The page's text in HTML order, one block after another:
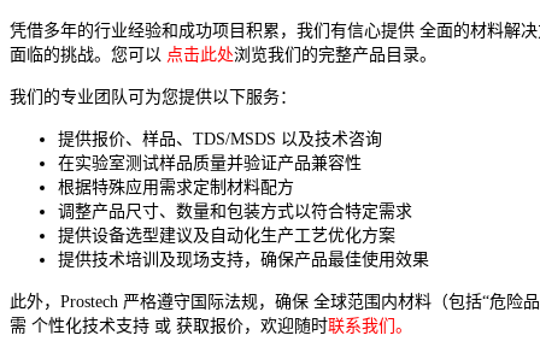
凭借多年的行业经验和成功项目积累，我们有信心提供 全面的材料解
面临的挑战。您可以 点击此处浏览我们的完整产品目录。
我们的专业团队可为您提供以下服务：
提供报价、样品、TDS/MSDS 以及技术咨询
在实验室测试样品质量并验证产品兼容性
根据特殊应用需求定制材料配方
调整产品尺寸、数量和包装方式以符合特定需求
提供设备选型建议及自动化生产工艺优化方案
提供技术培训及现场支持，确保产品最佳使用效果
此外，Prostech 严格遵守国际法规，确保 全球范围内材料（包括“危险
需 个性化技术支持 或 获取报价，欢迎随时联系我们。